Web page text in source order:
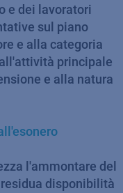
e dei lavoratori
sul piano
e alla categoria
principale
e alla natura
l'ammontare del
disponibilità